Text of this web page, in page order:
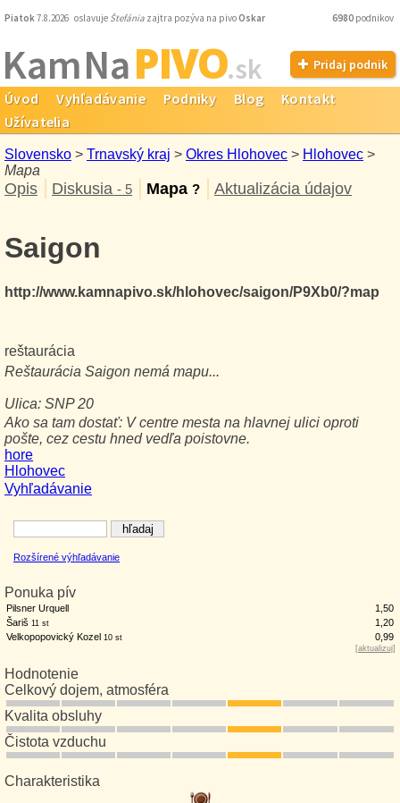
Piatok7.8.2026 oslavuje Štefánia zajtra pozýva na pivoOskar 6980 podnikov
Kam NaPIVO.sk Pridaj podnik
Úvod Vyhľadávanie Podniky Blog
Kontakt
Užívatelia
Slovensko > Trnavský kraj > Okres Hlohovec > Hlohovec >
Mapa
Opis Diskusia - 5 Mapa ? Aktualizácia údajov
Vyhľadávanie
Rozšírené výhľadávanie
Ponuka pív
Pilsner Urquell
1,50
Šariš 11 st
1,20
Velkopopovický Kozel 10 st 0,99
[aktualizuj]
Hodnotenie
Celkový dojem, atmosféra
Kvalita obsluhy
Čistota vzduchu
Charakteristika
Saigon
http://www.kamnapivo.sk/hlohovec/saigon/P9Xb0/?map
reštaurácia
Reštaurácia Saigon nemá mapu...
Ulica: SNP 20
Ako sa tam dostať: V centre mesta na hlavnej ulici oproti
pošte, cez cestu hned vedľa poistovne.
hore
Hlohovec